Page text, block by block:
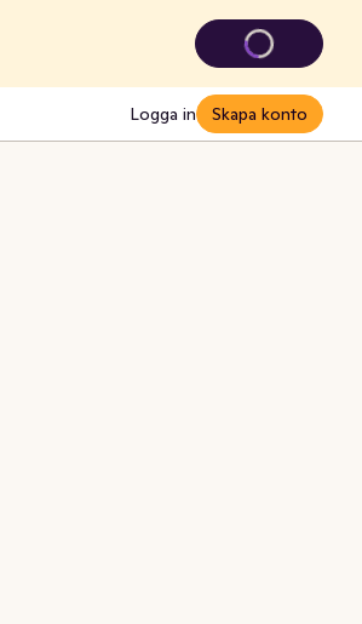
Logga in Skapa konto